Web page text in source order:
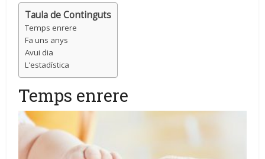
Taula de Continguts
Temps enrere
Fa uns anys
Avui dia
L’estadística
Temps enrere